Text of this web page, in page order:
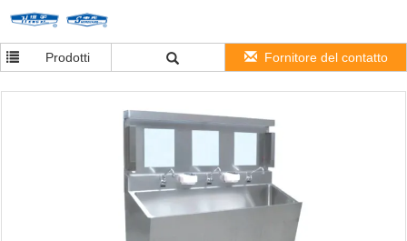
Prodotti Fornitore del contatto